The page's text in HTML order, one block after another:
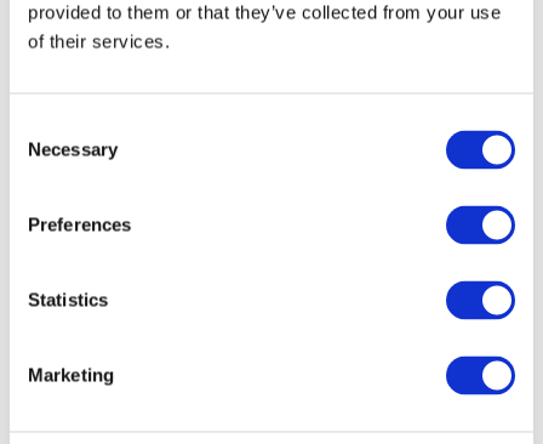
provided to them or that they’ve collected from your use
of their services.
Selection
Necessary
Preferences
Statistics
Marketing